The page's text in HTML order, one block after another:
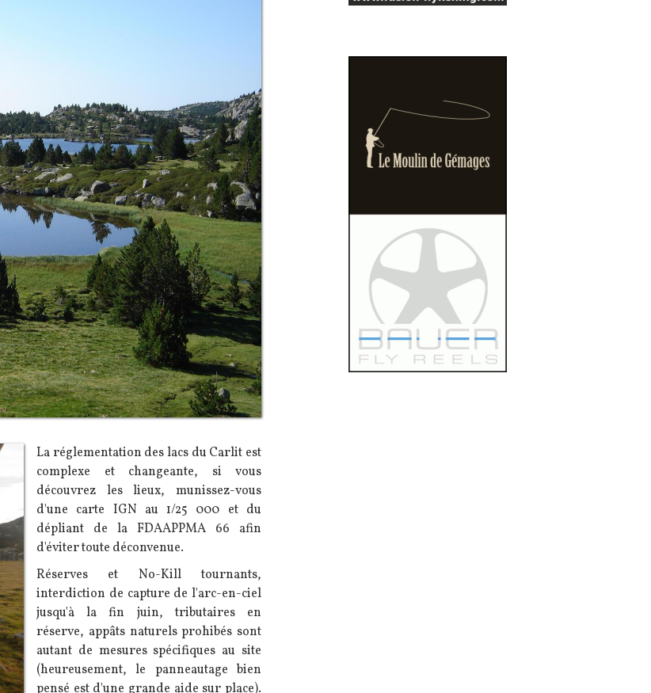
La réglementation des lacs du Carlit est
complexe et changeante, si vous
découvrez les lieux, munissez-vous
d'une carte IGN au 1/25 000 et du
dépliant de la FDAAPPMA 66 afin
d'éviter toute déconvenue.
Réserves et No-Kill tournants,
interdiction de capture de l'arc-en-ciel
jusqu'à la fin juin, tributaires en
réserve, appâts naturels prohibés sont
autant de mesures spécifiques au site
(heureusement, le panneautage bien
pensé est d'une grande aide sur place).